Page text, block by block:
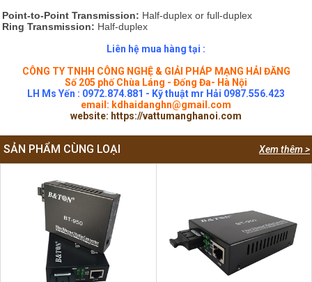
Point-to-Point Transmission: Half-duplex or full-duplex
Ring Transmission: Half-duplex
Liên hệ mua hàng tại :
CÔNG TY TNHH CÔNG NGHỆ & GIẢI PHÁP MẠNG HẢI ĐĂNG
Số 205 phố Chùa Láng - Đống Đa- Hà Nội
LH Ms Yến : 0972.874.881 - Kỹ thuật mr Hải 0987.556.423
email: kdhaidanghn@gmail.com
website: https://vattumanghanoi.com
Xem thêm >
SẢN PHẨM CÙNG LOẠI